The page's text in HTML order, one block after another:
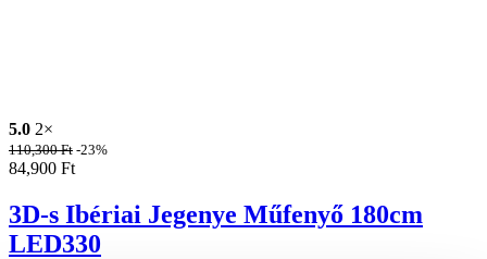
5.0 2×
110,300Ft -23%
84,900 Ft
3D-s Ibériai Jegenye Műfenyő 180cm
LED330